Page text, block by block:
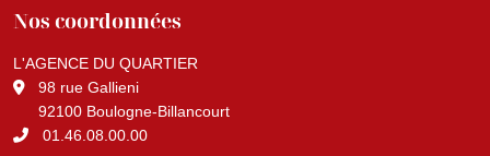
Nos coordonnées
L'AGENCE DU QUARTIER
98 rue Gallieni
92100 Boulogne-Billancourt
01.46.08.00.00